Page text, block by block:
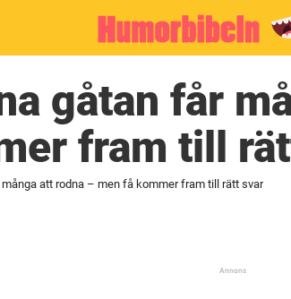
gåtan får
fram till
att rodna – men få kommer fram till rätt svar